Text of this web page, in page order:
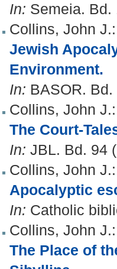
In: Semeia. Bd.
Collins, John J.:
Jewish
Environment.
In: BASOR.
Collins, John J.:
The Court-
In: JBL. Bd. 94
Collins, John J.:
Apocalyptic
In: Catholic
Collins, John J.:
The Place of